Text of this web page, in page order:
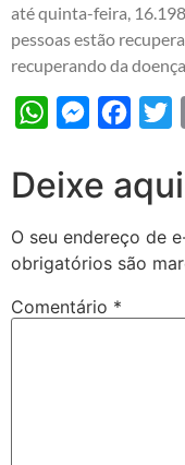
até quinta-feira,
pessoas estão
recuperando da
WhatsAppMessenger
Deixe
O seu endereço de
obrigatórios são
Comentário *